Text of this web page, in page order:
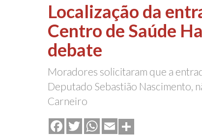
Localização da
Centro de Saúde
debate
Moradores solicitaram que a
Deputado Sebastião Nascimento,
Carneiro
FacebookTwitterWhatsApp
Email